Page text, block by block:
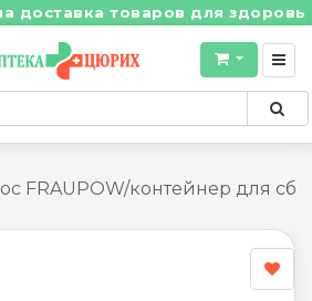
товаров для здоровья
FRAUPOW/контейнер для